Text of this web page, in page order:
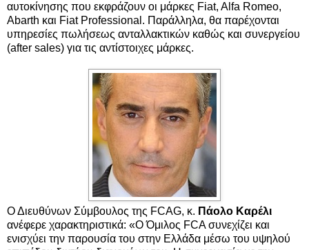
αυτοκίνησης που εκφράζουν οι μάρκες Fiat, Alfa Romeo,
Abarth και Fiat Professional. Παράλληλα, θα παρέχονται
υπηρεσίες πωλήσεως ανταλλακτικών καθώς και συνεργείου
(after sales) για τις αντίστοιχες μάρκες.
Ο Διευθύνων Σύμβουλος της FCAG, κ. Πάολο Καρέλι
ανέφερε χαρακτηριστικά: «Ο Όμιλος FCA συνεχίζει και
ενισχύει την παρουσία του στην Ελλάδα μέσω του υψηλού